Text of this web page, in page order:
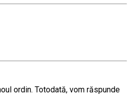
ordin. Totodată, vom răspunde